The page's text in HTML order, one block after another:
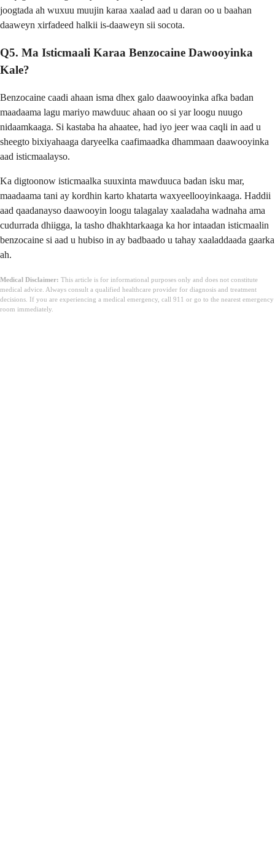
joogtada ah wuxuu muujin karaa xaalad aad u daran oo u baahan
daaweyn xirfadeed halkii is-daaweyn sii socota.
Q5. Ma Isticmaali Karaa Benzocaine Dawooyinka
Kale?
Benzocaine caadi ahaan isma dhex galo daawooyinka afka badan
maadaama lagu mariyo mawduuc ahaan oo si yar loogu nuugo
nidaamkaaga. Si kastaba ha ahaatee, had iyo jeer waa caqli in aad u
sheegto bixiyahaaga daryeelka caafimaadka dhammaan daawooyinka
aad isticmaalayso.
Ka digtoonow isticmaalka suuxinta mawduuca badan isku mar,
maadaama tani ay kordhin karto khatarta waxyeellooyinkaaga. Haddii
aad qaadanayso daawooyin loogu talagalay xaaladaha wadnaha ama
cudurrada dhiigga, la tasho dhakhtarkaaga ka hor intaadan isticmaalin
benzocaine si aad u hubiso in ay badbaado u tahay xaaladdaada gaarka
ah.
Medical Disclaimer: This article is for informational purposes only and does not constitute
medical advice. Always consult a qualified healthcare provider for diagnosis and treatment
decisions. If you are experiencing a medical emergency, call 911 or go to the nearest emergency
room immediately.